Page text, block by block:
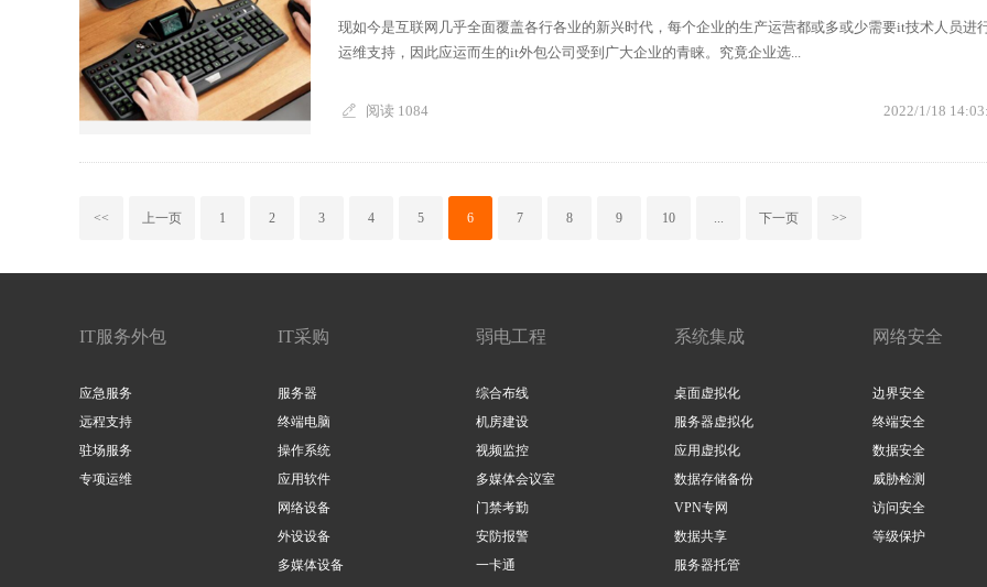
现如今是互联网几乎全面覆盖各行各业的新兴时代，每个企业的生产运营都或多或少需要it技术人员进
运维支持，因此应运而生的it外包公司受到广大企业的青睐。究竟企业选...
阅读 1084 2022/1/18
<< 上一页 1 2 3 4 5 6 7 8 9 10 ... 下一页 >>
IT服务外包
应急服务
远程支持
驻场服务
专项运维
IT采购
服务器
终端电脑
操作系统
应用软件
网络设备
外设设备
多媒体设备
弱电工程
综合布线
机房建设
视频监控
多媒体会议室
门禁考勤
安防报警
一卡通
系统集成
桌面虚拟化
服务器虚拟化
应用虚拟化
数据存储备份
VPN专网
数据共享
服务器托管
网络安全
边界安全
终端安全
数据安全
威胁检测
访问安全
等级保护